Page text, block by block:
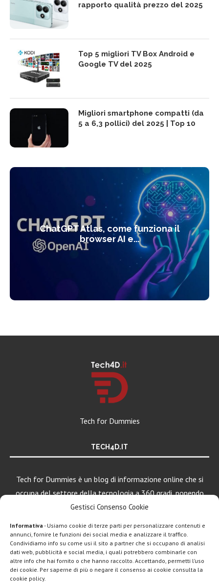
Gestisci Consenso Cookie
Informativa - Usiamo cookie di terze parti per personalizzare contenuti e
annunci, fornire le funzioni dei social media e analizzare il traffico.
Condividiamo info su come usi il sito a partner che si occupano di analisi
dati web, pubblicità e social media, i quali potrebbero combinarle con
altre info che hai fornito o che hanno raccolto. Accettando, permetti l’uso
dei cookie. Per saperne di più o negare il consenso ai cookie consulta la
cookie policy.
rapporto qualità prezzo del 2025
Top 5 migliori TV Box Android e
Google TV del 2025
Migliori smartphone compatti (da
5 a 6,3 pollici) del 2025 | Top 10
ChatGPT Atlas, come funziona il
browser AI e...
Tech for Dummies
TECH4D.IT
Tech for Dummies è un blog di informazione online che si
occupa del settore della tecnologia a 360 gradi, ponendo
una particolare attenzione al mondo Android, Apple e
LEGGI ANCHE
iPad Pro, MacBook